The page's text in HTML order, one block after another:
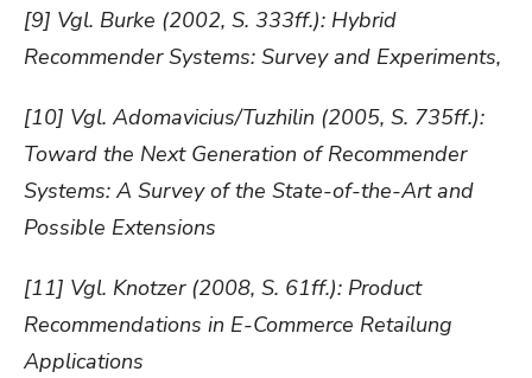
[9] Vgl. Burke (2002, S. 333ff.): Hybrid
Recommender Systems: Survey and Experiments,
[10] Vgl. Adomavicius/Tuzhilin (2005, S. 735ff.):
Toward the Next Generation of Recommender
Systems: A Survey of the State-of-the-Art and
Possible Extensions
[11] Vgl. Knotzer (2008, S. 61ff.): Product
Recommendations in E-Commerce Retailung
Applications